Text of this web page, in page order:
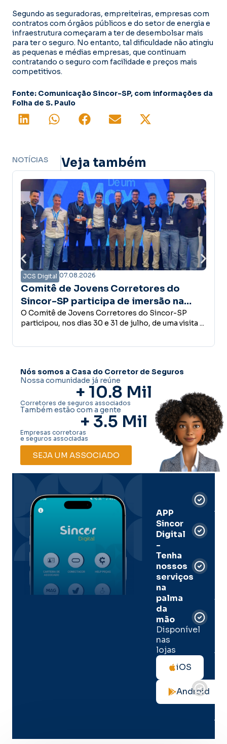
Segundo as seguradoras, empreiteiras, empresas com
contratos com órgãos públicos e do setor de energia e
infraestrutura começaram a ter de desembolsar mais
para ter o seguro. No entanto, tal dificuldade não atingiu
as pequenas e médias empresas, que continuam
contratando o seguro com facilidade e preços mais
competitivos.
Fonte: Comunicação Sincor-SP, com informações da
Folha de S. Paulo
NOTÍCIAS Veja também
Corretores do
de imersão na
estrutura do Grupo
Corretores do Sincor-SP
e 31 de julho, de uma visita ...
Campanha
confiança é a base
desenvolvimento
Empreender, investir,
conceder crédito ou
Nós somos a Casa do Corretor de Seguros
Nossa comunidade já reúne
+ 10.8 Mil
Corretores de seguros associados
Também estão com a gente
+ 3.5 Mil
Empresas corretoras
e seguros associadas
SEJA UM ASSOCIADO
APP
Sincor
Digital
-
Tenha
nossos
serviços
na
palma
da
mão
Disponível
nas
lojas
iOS
Android
Sua
no